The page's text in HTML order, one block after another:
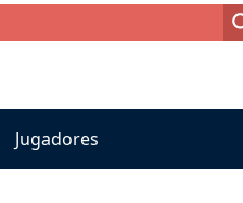
Jugadores